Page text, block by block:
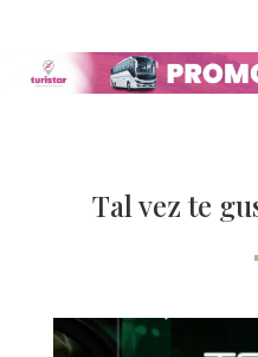
Tal vez te